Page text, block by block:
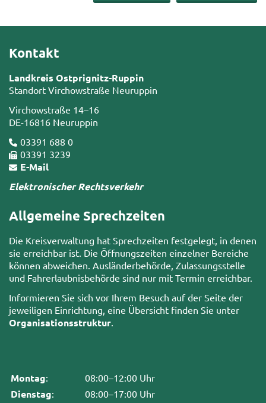
Kontakt
Landkreis Ostprignitz-Ruppin
Standort Virchowstraße Neuruppin
Virchowstraße 14–16
DE-16816 Neuruppin
03391 688 0
03391 3239
E-Mail
Elektronischer Rechtsverkehr
Allgemeine Sprechzeiten
Die Kreisverwaltung hat Sprechzeiten festgelegt, in denen
sie erreichbar ist. Die Öffnungszeiten einzelner Bereiche
können abweichen. Ausländerbehörde, Zulassungsstelle
und Fahrerlaubnisbehörde sind nur mit Termin erreichbar.
Informieren Sie sich vor Ihrem Besuch auf der Seite der
jeweiligen Einrichtung, eine Übersicht finden Sie unter
Organisationsstruktur
Montag: 08:00–12:00 Uhr
Dienstag: 08:00–17:00 Uhr